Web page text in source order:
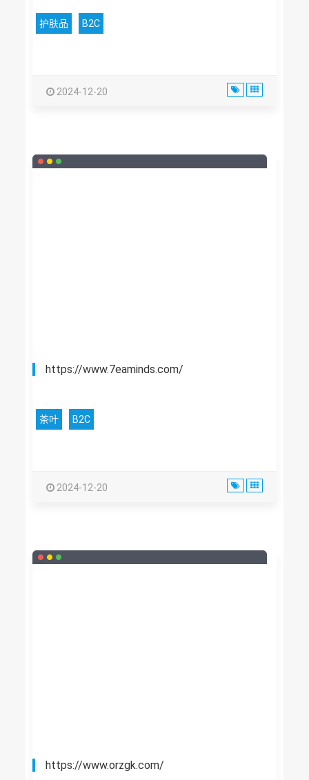
护肤品 B2C
2024-12-20
https://www.7eaminds.com/
茶叶 B2C
2024-12-20
https://www.orzgk.com/